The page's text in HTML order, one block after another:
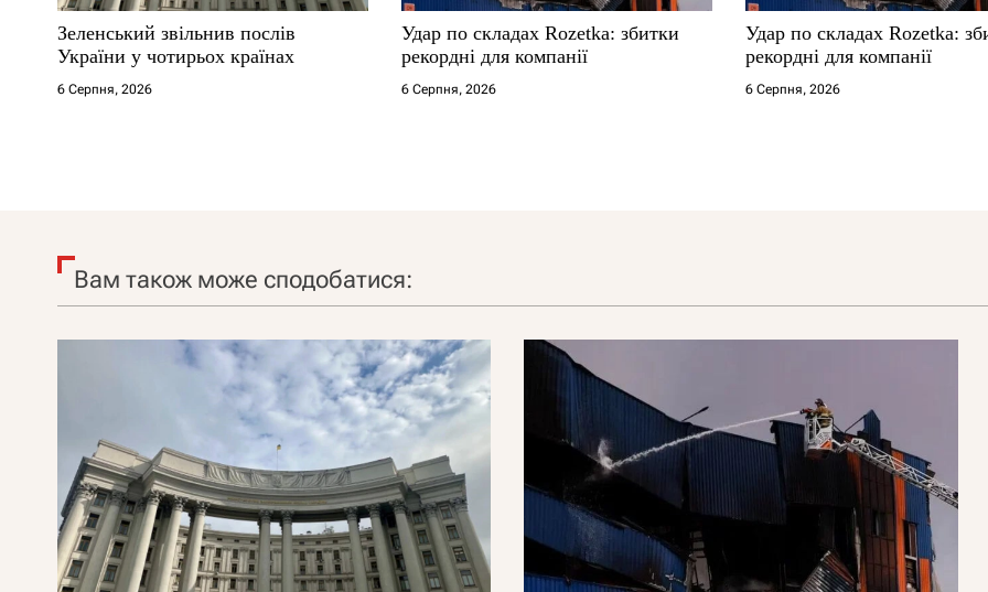
Зеленський звільнив послів
України у чотирьох країнах
6 Серпня, 2026
Удар по складах Rozetka: збитки
рекордні для компанії
6 Серпня, 2026
Удар по складах Rozetka:
рекордні для компанії
6 Серпня, 2026
Вам також може сподобатися: